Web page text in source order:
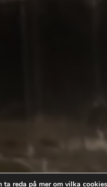
reda på mer om vilka